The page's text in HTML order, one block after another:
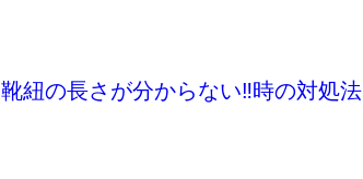
靴紐の長さが分からない‼時の対処法